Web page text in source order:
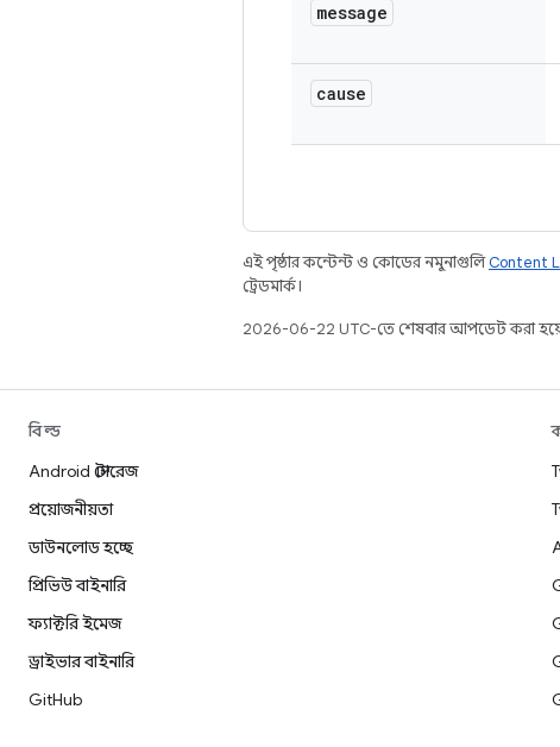
message
cause
এই পৃষ্ঠার কন্টেন্ট ও কোডের নমুনাগুলিContent
ট্রেডমার্ক।
2026-06-22 UTC-তে শেষবার আপডেট করা
বিল্ড
Android স্টোরেজ
প্রয়োজনীয়তা
ডাউনলোড হচ্ছে
প্রিভিউ বাইনারি
ফ্যাক্টরি ইমেজ
ড্রাইভার বাইনারি
GitHub